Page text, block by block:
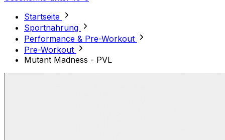
Startseite
Sportnahrung
Performance & Pre-Workout
Pre-Workout
Mutant Madness - PVL